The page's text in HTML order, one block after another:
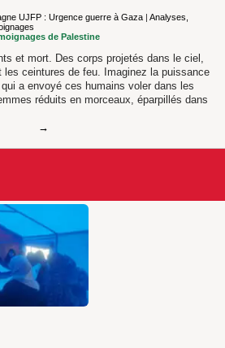
UJFP : Urgence guerre à Gaza |Analyses,
de Palestine
et mort. Des corps projetés dans le ciel,
les ceintures de feu. Imaginez la puissance
qui a envoyé ces humains voler dans les
réduits en morceaux, éparpillés dans